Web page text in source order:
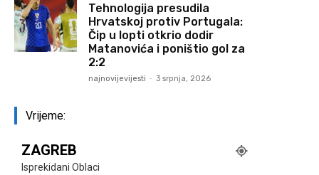
Tehnologija presudila
Hrvatskoj protiv Portugala:
Čip u lopti otkrio dodir
Matanovića i poništio gol za
2:2
najnovijevijesti - 3 srpnja, 2026
Vrijeme:
ZAGREB
Isprekidani Oblaci